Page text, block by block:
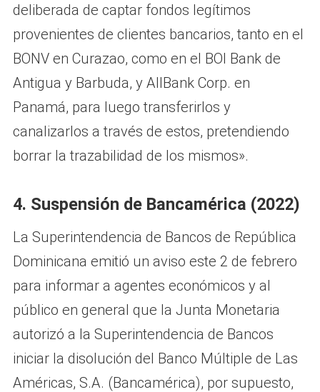
deliberada de captar fondos legítimos
provenientes de clientes bancarios, tanto en el
BONV en Curazao, como en el BOI Bank de
Antigua y Barbuda, y AllBank Corp. en
Panamá, para luego transferirlos y
canalizarlos a través de estos, pretendiendo
borrar la trazabilidad de los mismos».
4. Suspensión de Bancamérica (2022)
La Superintendencia de Bancos de República
Dominicana emitió un aviso este 2 de febrero
para informar a agentes económicos y al
público en general que la Junta Monetaria
autorizó a la Superintendencia de Bancos
iniciar la disolución del Banco Múltiple de Las
Américas, S.A. (Bancamérica), por supuesto,